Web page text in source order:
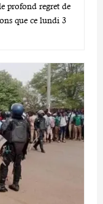
profond regret de
que ce lundi 3